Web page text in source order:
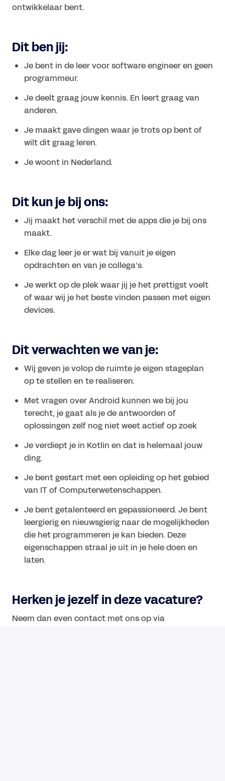
Dit ben jij:
Je bent in de leer voor software engineer en geen
programmeur.
Je deelt graag jouw kennis. En leert graag van
anderen.
Je maakt gave dingen waar je trots op bent of
wilt dit graag leren.
Dit kun je bij ons:
Jij maakt het verschil met de apps die je bij ons
maakt.
Elke dag leer je er wat bij vanuit je eigen
opdrachten en van je collega’s.
Je werkt op de plek waar jij je het prettigst voelt
of waar wij je het beste vinden passen met eigen
Dit verwachten we van je:
Wij geven je volop de ruimte je eigen stageplan
op te stellen en te realiseren.
Met vragen over Android kunnen we bij jou
terecht, je gaat als je de antwoorden of
oplossingen zelf nog niet weet actief op zoek
Je verdiept je in Kotlin en dat is helemaal jouw
ding.
Je bent gestart met een opleiding op het gebied
van IT of Computerwetenschappen.
Je bent getalenteerd en gepassioneerd. Je bent
leergierig en nieuwsgierig naar de mogelijkheden
die het programmeren je kan bieden. Deze
eigenschappen straal je uit in je hele doen en
Herken je jezelf in deze vacature?